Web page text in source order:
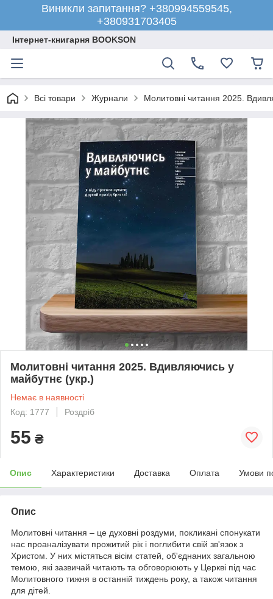
Виникли запитання? +380994559545,
+380931703405
Інтернет-книгарня BOOKSON
Всі товари Журнали Молитовні читання 2025.
Молитовні читання 2025. Вдивляючись у
майбутнє (укр.)
Немає в наявності
Код: 1777
Роздріб
55 ₴
Опис Характеристики Доставка Оплата Умови
Опис
Молитовні читання – це духовні роздуми, покликані спонукати
нас проаналізувати прожитий рік і поглибити свій зв'язок з
Христом. У них містяться вісім статей, об'єднаних загальною
темою, які зазвичай читають та обговорюють у Церкві під час
Молитовного тижня в останній тиждень року, а також читання
для дітей.